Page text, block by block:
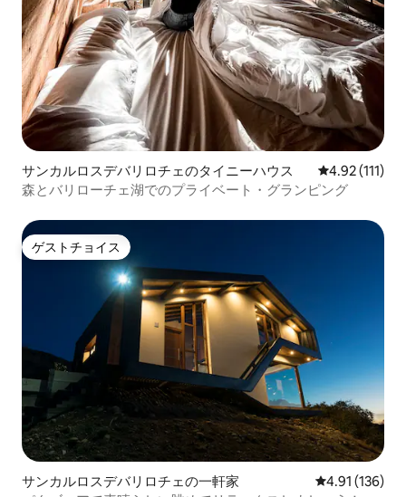
サンカルロスデバリロチェのタイニーハウス レビュー111
4.92 (111)
森とバリローチェ湖でのプライベート・グランピング
ゲストチョイス
ゲストチョイス
サンカルロスデバリロチェの一軒家 レビュー136
4.91 (136)